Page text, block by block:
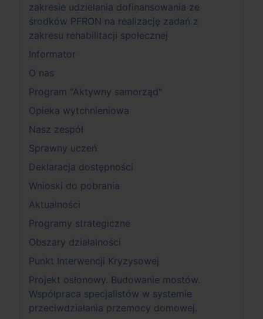
zakresie udzielania dofinansowania ze
środków PFRON na realizację zadań z
zakresu rehabilitacji społecznej
Informator
O nas
Program "Aktywny samorząd"
Opieka wytchnieniowa
Nasz zespół
Sprawny uczeń
Deklaracja dostępności
Wnioski do pobrania
Aktualności
Programy strategiczne
Obszary działalności
Punkt Interwencji Kryzysowej
Projekt osłonowy. Budowanie mostów.
Współpraca specjalistów w systemie
przeciwdziałania przemocy domowej.